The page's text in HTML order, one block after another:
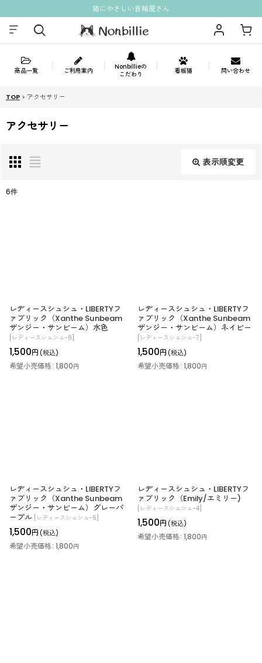
猫にやさしい首輪屋さん
商品一覧 ご利用案内
Nonbillieの
こだわり
看板猫 問い合わせ
TOP > アクセサリー
アクセサリー
表示順変更
6件
レディースシュシュ・LIBERTYフ
ァブリック（Xanthe Sunbeam
ザンジー・サンビーム）水色
レディースシュシュ-8
1,500円 (税込)
希望小売価格: 1,800円
レディースシュシュ・LIBERTYフ
ァブリック（Xanthe Sunbeam
ザンジー・サンビーム）ネイビー
レディースシュシュ-7
1,500円 (税込)
希望小売価格: 1,800円
レディースシュシュ・LIBERTYフ
ァブリック（Xanthe Sunbeam
ザンジー・サンビーム）グレーパ
ープル レディースシュシュ-6
1,500円 (税込)
希望小売価格: 1,800円
レディースシュシュ・LIBERTYフ
ァブリック（Emily/エミリー)
レディースシュシュ-4
1,500円 (税込)
希望小売価格: 1,800円